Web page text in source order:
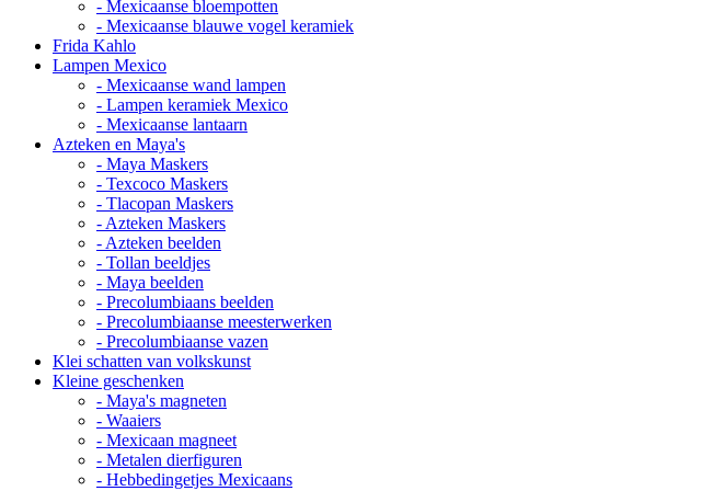
- Mexicaanse bloempotten
- Mexicaanse blauwe vogel keramiek
Frida Kahlo
Lampen Mexico
- Mexicaanse wand lampen
- Lampen keramiek Mexico
- Mexicaanse lantaarn
Azteken en Maya's
- Maya Maskers
- Texcoco Maskers
- Tlacopan Maskers
- Azteken Maskers
- Azteken beelden
- Tollan beeldjes
- Maya beelden
- Precolumbiaans beelden
- Precolumbiaanse meesterwerken
- Precolumbiaanse vazen
Klei schatten van volkskunst
Kleine geschenken
- Maya's magneten
- Waaiers
- Mexicaan magneet
- Metalen dierfiguren
- Hebbedingetjes Mexicaans